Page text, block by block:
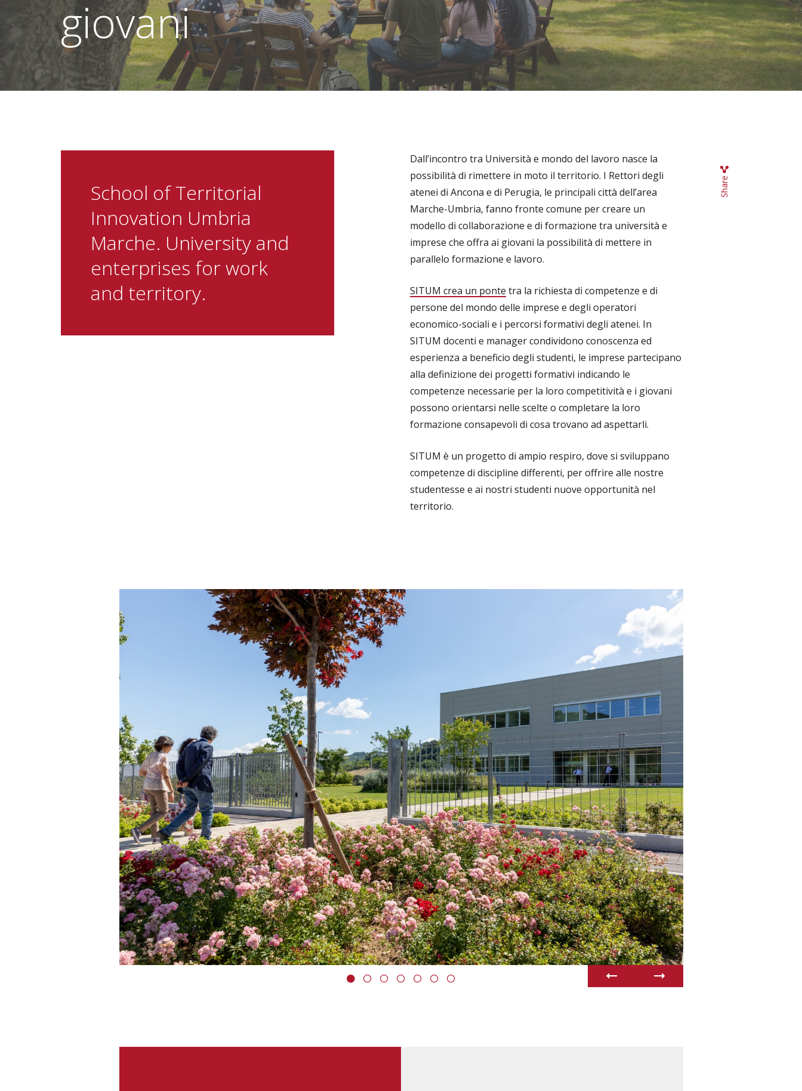
giovani
School of Territorial
Innovation Umbria
Marche. University and
enterprises for work
and territory.
Dall’incontro tra Università e mondo del lavoro nasce la
possibilità di rimettere in moto il territorio. I Rettori degli
atenei di Ancona e di Perugia, le principali città dell’area
Marche-Umbria, fanno fronte comune per creare un
modello di collaborazione e di formazione tra università e
imprese che offra ai giovani la possibilità di mettere in
parallelo formazione e lavoro.
SITUM crea un ponte tra la richiesta di competenze e di
persone del mondo delle imprese e degli operatori
economico-sociali e i percorsi formativi degli atenei. In
SITUM docenti e manager condividono conoscenza ed
esperienza a beneficio degli studenti, le imprese partecipano
alla definizione dei progetti formativi indicando le
competenze necessarie per la loro competitività e i giovani
possono orientarsi nelle scelte o completare la loro
formazione consapevoli di cosa trovano ad aspettarli.
SITUM è un progetto di ampio respiro, dove si sviluppano
competenze di discipline differenti, per offrire alle nostre
studentesse e ai nostri studenti nuove opportunità nel
territorio.
Share